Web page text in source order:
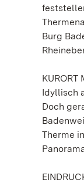
Burg
KURORT
Idyllisch
Doch
Therme